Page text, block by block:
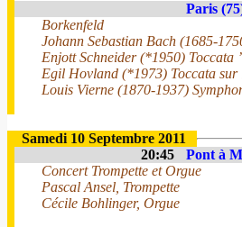
Paris
Borkenfeld
Johann Sebastian Bach (1685-
Enjott Schneider (*1950) Toccata
Egil Hovland (*1973) Toccata
Louis Vierne (1870-1937)
Samedi 10 Septembre 2011
20:45
Pont à
Concert Trompette et Orgue
Pascal Ansel, Trompette
Cécile Bohlinger, Orgue